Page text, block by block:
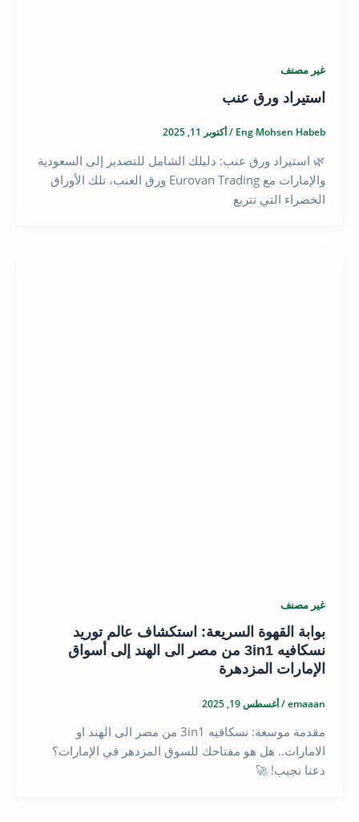
غير مصنف
استيراد ورق عنب
Eng Mohsen Habeb
/أكتوبر 11, 2025
🌿 استيراد ورق عنب: دليلك الشامل للتصدير إلى السعودية
والإمارات مع Eurovan Trading ورق العنب، تلك الأوراق
الخضراء التي تتربع
غير مصنف
بوابة القهوة السريعة: استكشاف عالم توريد
نسكافيه 3in1 من مصر الى الهند إلى أسواق
الإمارات المزدهرة
emaaan
/أغسطس 19, 2025
مقدمة موسعة: نسكافيه 3in1 من مصر الى الهند او
الامارات.. هل هو مفتاحك للسوق المزدهر في الإمارات؟
دعنا نجيب! 🚀